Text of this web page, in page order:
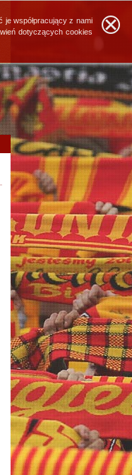
współpracujący z nami
dotyczących cookies